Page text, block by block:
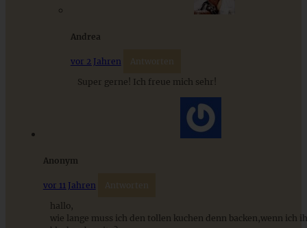
Fruchtiger Rhabarber-Himbeer-Marzipan-Kuchen
Andrea
vor 2 Jahren Antworten
Super gerne! Ich freue mich sehr!
Anonym
vor 11 Jahren Antworten
hallo,
wie lange muss ich den tollen kuchen denn backen,wenn ich